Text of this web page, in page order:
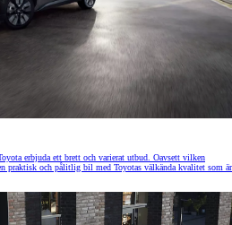
erbjuda ett brett och varierat utbud. Oavsett vilken
praktisk och pålitlig bil med Toyotas välkända kvalitet som är